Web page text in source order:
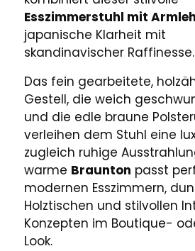
Esszimmerstuhl mit
japanische Klarheit mit
skandinavischer Raffinesse.
Das fein gearbeitete,
Gestell, die weich
und die edle braune
verleihen dem Stuhl eine
zugleich ruhige
warme Braunton passt
modernen Esszimmern,
Holztischen und stilvollen
Konzepten im Boutique-
Look.